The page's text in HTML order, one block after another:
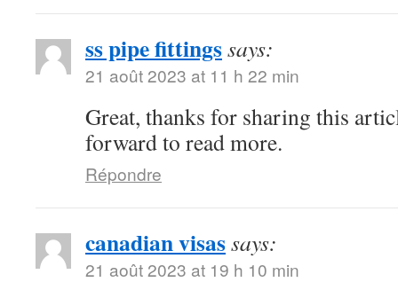
ss pipe fittingssays:
21 août 2023 at 11 h 22 min
Great, thanks for sharing this
forward to read more.
Répondre
canadian visassays:
21 août 2023 at 19 h 10 min